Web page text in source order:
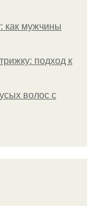
как мужчины
подход к
волос с